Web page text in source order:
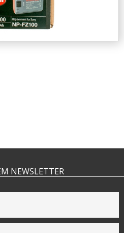
NEWSLETTER